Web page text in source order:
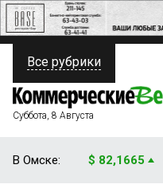
ПОЛИТИКА
ФИНАНСЫ
Все рубрики
Суббота, 8 Августа
В Омске: $ 82,1665